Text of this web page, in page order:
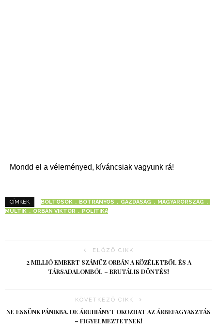
Mondd el a véleményed, kíváncsiak vagyunk rá!
CÍMKÉK BOLTOSOK BOTRÁNYOS GAZDASÁG
MAGYARORSZÁG
MULTIK
ORBÁN VIKTOR POLITIKA
ELŐZŐ CIKK
2 MILLIÓ EMBERT SZÁMŰZ ORBÁN A KÖZÉLETBŐL ÉS A
TÁRSADALOMBÓL – BRUTÁLIS DÖNTÉS!
KÖVETKEZŐ CIKK
NE ESSÜNK PÁNIKBA, DE ÁRUHIÁNYT OKOZHAT AZ ÁRBEFAGYASZTÁS
– FIGYELMEZTETNEK!